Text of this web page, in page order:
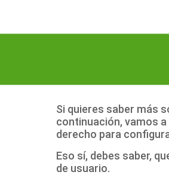
Si quieres saber más
continuación, vamos
derecho para
Eso sí, debes saber,
de usuario.